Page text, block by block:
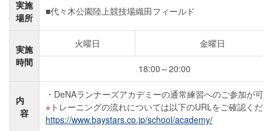
実施
場所
■代々木公園陸上競技場織田フィールド
実施
時間
火曜日 金曜日
18:00～20:00
内
容
DeNAランナーズアカデミーの通常練習へのご参加が可
トレーニングの流れについては以下のURLをご確認くだ
https://www.baystars.co.jp/school/academy/